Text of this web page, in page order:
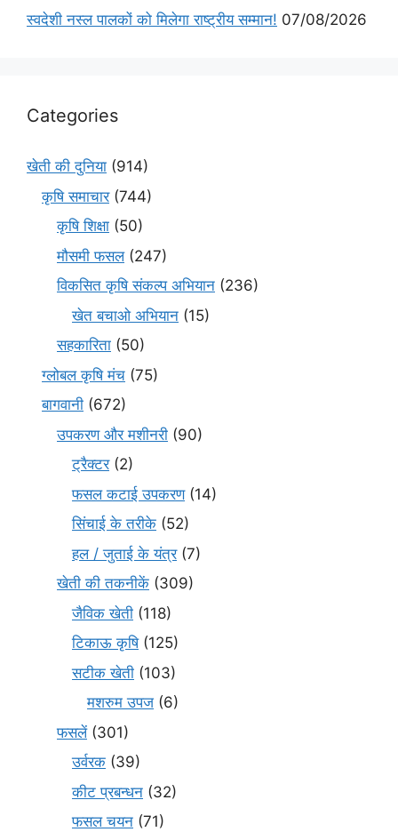
स्वदेशी नस्ल पालकों को मिलेगा राष्ट्रीय सम्मान! 07/08/2026
Categories
खेती की दुनिया (914)
कृषि समाचार(744)
कृषि शिक्षा (50)
मौसमी फसल(247)
विकसित कृषि संकल्प अभियान (236)
खेत बचाओ अभियान (15)
सहकारिता (50)
ग्लोबल कृषि मंच (75)
बागवानी (672)
उपकरण और मशीनरी (90)
ट्रैक्टर(2)
फसल कटाई उपकरण(14)
सिंचाई के तरीके (52)
हल / जुताई के यंत्र(7)
खेती की तकनीकें (309)
जैविक खेती (118)
टिकाऊ कृषि(125)
सटीक खेती (103)
मशरुम उपज (6)
फसलें(301)
उर्वरक (39)
कीट प्रबन्धन (32)
फसल चयन (71)